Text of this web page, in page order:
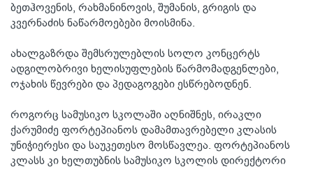
ბეთჰოვენის, რახმანინოვის, შუმანის, გრიგის და
კვერნაძის ნაწარმოებები მოისმინა.
ახალგაზრდა შემსრულებლის სოლო კონცერტს
ადგილობრივი ხელისუფლების წარმომადგენლები,
ოჯახის წევრები და პედაგოგები ესწრებოდნენ.
როგორც სამუსიკო სკოლაში აღნიშნეს, ირაკლი
ქარუმიძე ფორტეპიანოს დამამთავრებელი კლასის
უნიჭიერესი და საუკეთესო მოსწავლეა. ფორტეპიანოს
კლასს კი ხელთუბნის სამუსიკო სკოლის დირექტორი